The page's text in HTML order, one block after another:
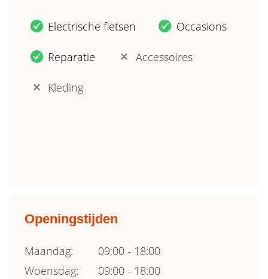
. Electrische fietsen . Occasions
. Reparatie ' Accessoires
' Kleding
Openingstijden
Maandag:
09:00 - 18:00
Woensdag:
09:00 - 18:00